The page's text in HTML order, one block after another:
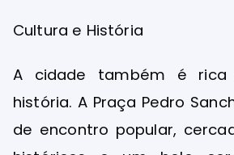
Cultura e História
A cidade também é
história. A Praça Pedro
de encontro popular,